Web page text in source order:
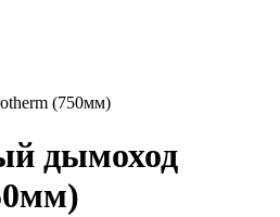
(750мм)
дымоход